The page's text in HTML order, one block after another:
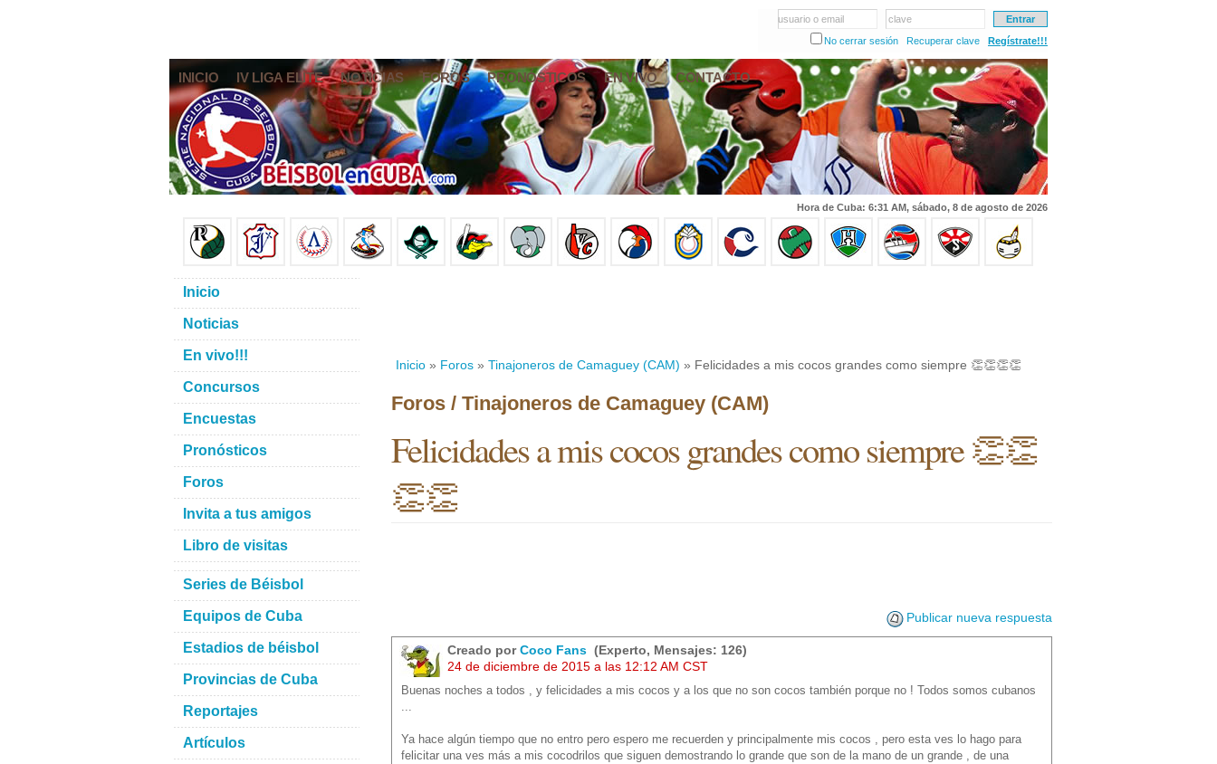
usuario o email
clave
No cerrar sesión
Recuperar clave Regístrate!!!
INICIO IV LIGA ELITE NOTICIAS FOROS PRONÓSTICOS EN VIVO CONTACTO
Hora de Cuba: 6:31 AM, sábado, 8 de agosto de 2026
Inicio » Foros » Tinajoneros de Camaguey (CAM) » Felicidades a mis cocos grandes como siempre 👏👏👏👏
Foros / Tinajoneros de Camaguey (CAM)
Felicidades a mis cocos grandes como siempre 👏👏
👏👏
Publicar nueva respuesta
Creado porCoco Fans (Experto, Mensajes: 126)
24 de diciembre de 2015 a las 12:12 AM CST
Buenas noches a todos , y felicidades a mis cocos y a los que no son cocos también porque no ! Todos somos cubanos
...
Ya hace algún tiempo que no entro pero espero me recuerden y principalmente mis cocos , pero esta ves lo hago para
felicitar una ves más a mis cocodrilos que siguen demostrando lo grande que son de la mano de un grande , de una
Inicio
Noticias
En vivo!!!
Concursos
Encuestas
Pronósticos
Foros
Invita a tus amigos
Libro de visitas
Series de Béisbol
Equipos de Cuba
Estadios de béisbol
Provincias de Cuba
Reportajes
Artículos